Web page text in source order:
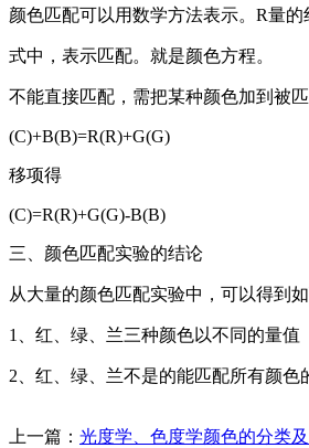
颜色匹配可以用数学方法表示。R量
式中，表示匹配。就是颜色方程。
不能直接匹配，需把某种颜色加到被
(C)+B(B)=R(R)+G(G)
移项得
(C)=R(R)+G(G)-B(B)
三、颜色匹配实验的结论
从大量的颜色匹配实验中，可以得到如
1、红、绿、兰三种颜色以不同的量值
2、红、绿、兰不是的能匹配所有颜
上一篇： 光度学、色度学颜色的分类